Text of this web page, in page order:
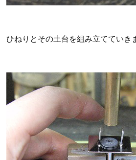
ひねりとその土台を組み立てていき